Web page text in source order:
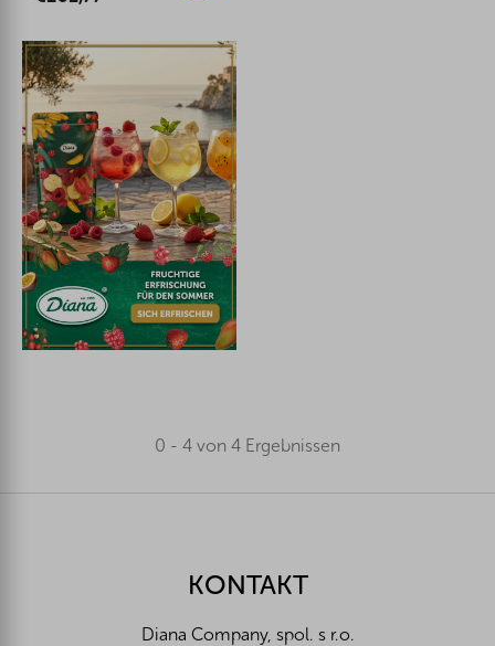
0 - 4 von 4 Ergebnissen
KONTAKT
Diana Company, spol. s r.o.